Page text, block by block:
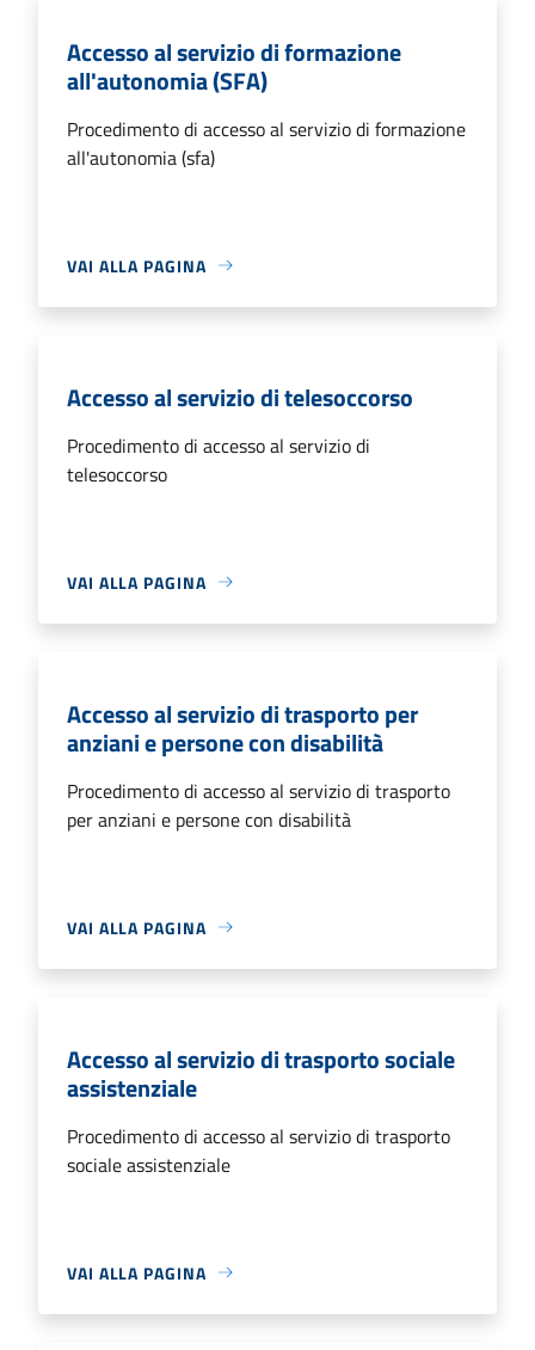
Accesso al servizio di formazione
all'autonomia (SFA)
Procedimento di accesso al servizio di formazione
all'autonomia (sfa)
VAI ALLA PAGINA
Accesso al servizio di telesoccorso
Procedimento di accesso al servizio di
telesoccorso
VAI ALLA PAGINA
Accesso al servizio di trasporto per
anziani e persone con disabilità
Procedimento di accesso al servizio di trasporto
per anziani e persone con disabilità
VAI ALLA PAGINA
Accesso al servizio di trasporto sociale
assistenziale
Procedimento di accesso al servizio di trasporto
sociale assistenziale
VAI ALLA PAGINA